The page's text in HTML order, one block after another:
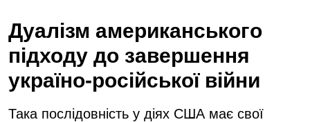
Дуалізм американського
підходу до завершення
україно-російської війни
Така послідовність у діях США має свої